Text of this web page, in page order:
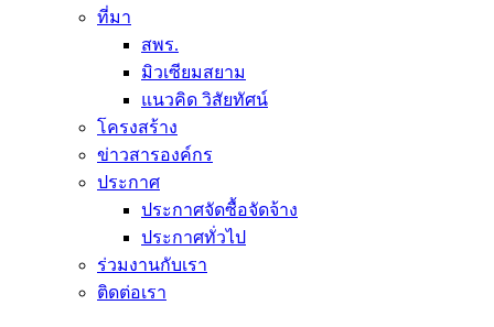
ที่มา
สพร.
มิวเซียมสยาม
แนวคิด วิสัยทัศน์
โครงสร้าง
ข่าวสารองค์กร
ประกาศ
ประกาศจัดซื้อจัดจ้าง
ประกาศทั่วไป
ร่วมงานกับเรา
ติดต่อเรา